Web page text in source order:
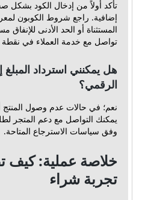
تأكد أولاً من إدخال الكود
إضافية. راجع شروط الكوبون
المستثناة أو الحد الأدنى
تواصل مع خدمة العملاء في نقطة
هل يمكنني استرداد المبلغ
الرقمي؟
نعم؛ في حالات عدم وصول
يمكنك التواصل مع دعم المتجر
وفق سياسات الاسترجاع المتاحة.
خلاصة عملية:
تجربة شراء